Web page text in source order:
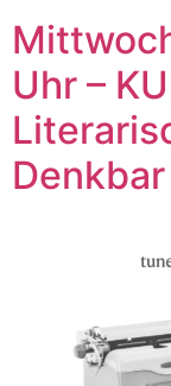
Uhr –
Denkbar